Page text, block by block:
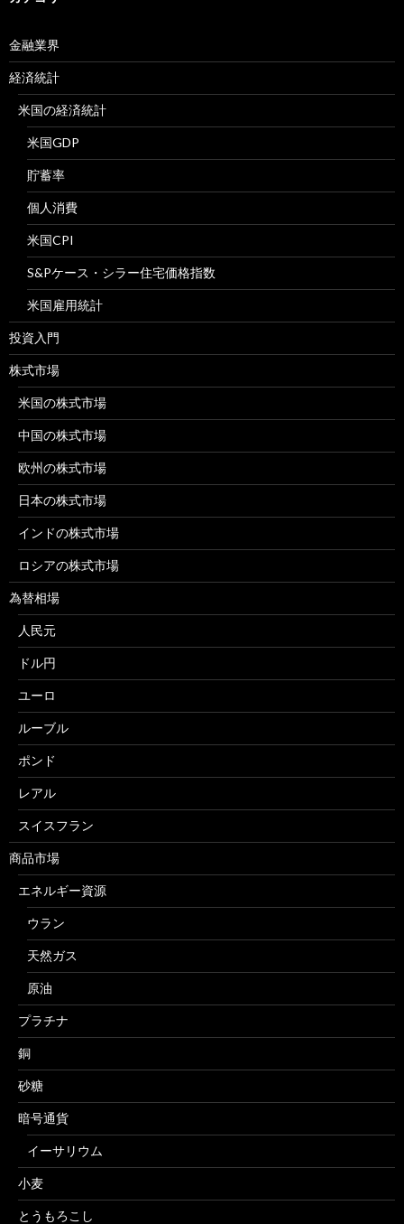
金融業界
経済統計
米国の経済統計
米国GDP
貯蓄率
個人消費
米国CPI
S&Pケース・シラー住宅価格指数
米国雇用統計
投資入門
株式市場
米国の株式市場
中国の株式市場
欧州の株式市場
日本の株式市場
インドの株式市場
ロシアの株式市場
為替相場
人民元
ドル円
ユーロ
ルーブル
ポンド
レアル
スイスフラン
商品市場
エネルギー資源
ウラン
天然ガス
原油
プラチナ
銅
砂糖
暗号通貨
イーサリウム
小麦
とうもろこし